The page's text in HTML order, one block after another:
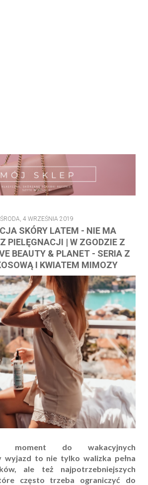
ŚRODA, 4 WRZEŚNIA 2019
SKÓRY LATEM - NIE MA
PIELĘGNACJI | W ZGODZIE Z
BEAUTY & PLANET - SERIA Z
I KWIATEM MIMOZY
moment do wakacyjnych
wyjazd to nie tylko walizka pełna
ale też najpotrzebniejszych
często trzeba ograniczyć do